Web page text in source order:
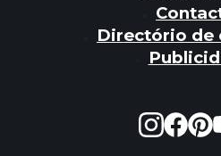
Directório de